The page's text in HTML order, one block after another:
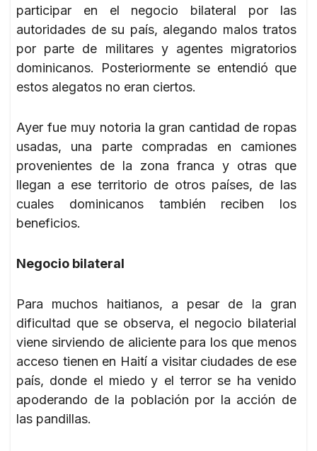
participar en el negocio bilateral por las
autoridades de su país, alegando malos tratos
por parte de militares y agentes migratorios
dominicanos. Posteriormente se entendió que
estos alegatos no eran ciertos.
Ayer fue muy notoria la gran cantidad de ropas
usadas, una parte compradas en camiones
provenientes de la zona franca y otras que
llegan a ese territorio de otros países, de las
cuales dominicanos también reciben los
beneficios.
Negocio bilateral
Para muchos haitianos, a pesar de la gran
dificultad que se observa, el negocio bilaterial
viene sirviendo de aliciente para los que menos
acceso tienen en Haití a visitar ciudades de ese
país, donde el miedo y el terror se ha venido
apoderando de la población por la acción de
las pandillas.